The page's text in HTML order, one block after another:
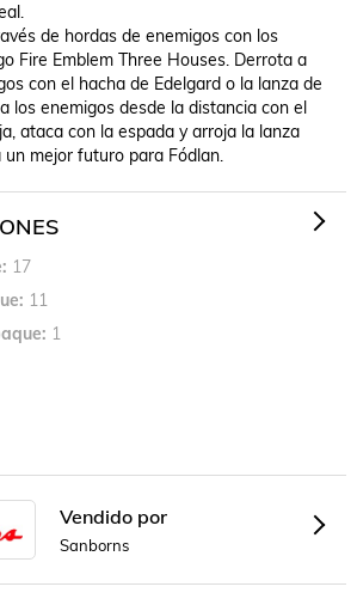
de hordas de enemigos con los
Fire Emblem Three Houses. Derrota a
con el hacha de Edelgard o la lanza de
los enemigos desde la distancia con el
ataca con la espada y arroja la lanza
mejor futuro para Fódlan.
17
11
1
Vendido por
Sanborns